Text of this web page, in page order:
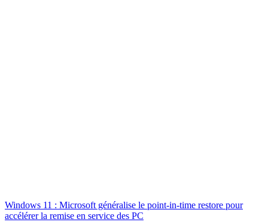
Windows 11 : Microsoft généralise le point-in-time restore pour
accélérer la remise en service des PC